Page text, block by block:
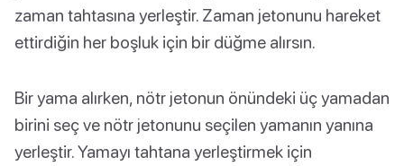
zaman tahtasına yerleştir. Zaman jetonunu hareket
ettirdiğin her boşluk için bir düğme alırsın.
Bir yama alırken, nötr jetonun önündeki üç yamadan
birini seç ve nötr jetonunu seçilen yamanın yanına
yerleştir. Yamayı tahtana yerleştirmek için